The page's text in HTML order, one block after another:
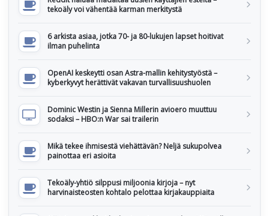
tekoäly voi vähentää karman merkitystä
6 arkista asiaa, jotka 70- ja 80-lukujen lapset hoitivat
ilman puhelinta
OpenAI keskeytti osan Astra-mallin kehitystyöstä –
kyberkyvyt herättivät vakavan turvallisuushuolen
Dominic Westin ja Sienna Millerin avioero muuttuu
sodaksi – HBO:n War sai trailerin
Mikä tekee ihmisestä viehättävän? Neljä sukupolvea
painottaa eri asioita
Tekoäly-yhtiö silppusi miljoonia kirjoja – nyt
harvinaisteosten kohtalo pelottaa kirjakauppiaita